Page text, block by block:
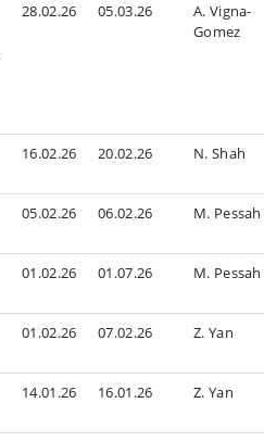
28.02.26 05.03.26
A. Vigna-
Gomez
16.02.26 20.02.26 N. Shah
05.02.26 06.02.26 M. Pessah
01.02.26 01.07.26 M. Pessah
01.02.26 07.02.26 Z. Yan
14.01.26 16.01.26 Z. Yan